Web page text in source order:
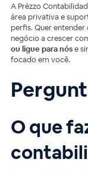
A Prèzzo
área privativa e
perfis. Quer
negócio a crescer
ou ligue para nóse
focado em você.
O que